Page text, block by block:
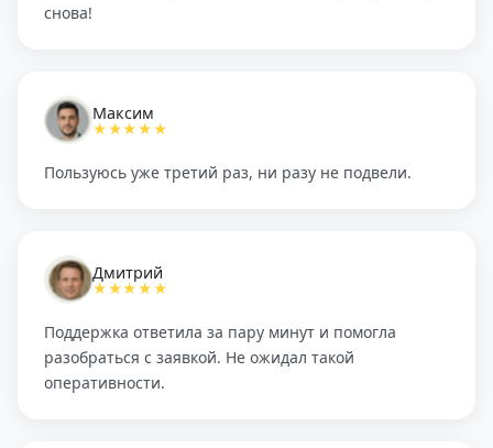
снова!
Максим
★★★★★
Пользуюсь уже третий раз, ни разу не подвели.
Дмитрий
★★★★★
Поддержка ответила за пару минут и помогла
разобраться с заявкой. Не ожидал такой
оперативности.